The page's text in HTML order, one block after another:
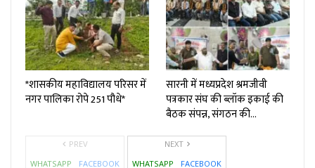
*शासकीय महाविद्यालय परिसर में
नगर पालिका रोपे 251 पौधे*
सारनी में मध्यप्रदेश श्रमजीवी
पत्रकार संघ की ब्लॉक इकाई की
बैठक संपन्न, संगठन की…
PREV
WHATSAPP
FACEBOOK
NEXT
WHATSAPP
FACEBOOK